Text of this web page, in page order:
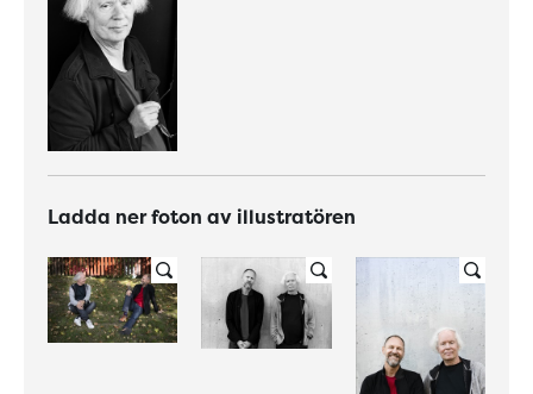
Ladda ner foton av illustratören